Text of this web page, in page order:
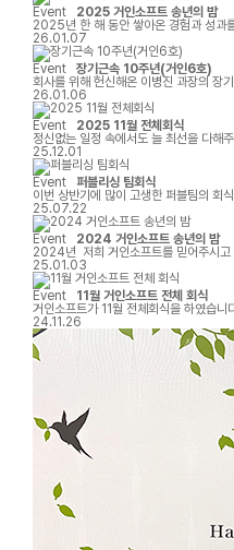
Event
2025 거인소프트 송년의 밤
2025년 한 해 동안 쌓아온 경험과 성과
26.01.07
Event
장기근속 10주년(거인6호)
회사를 위해 헌신해온 이병진 과장의 장
26.01.06
Event
2025 11월 전체회식
정신없는 일정 속에서도 늘 최선을 다해
25.12.01
Event
퍼블리싱 팀회식
이번 상반기에 많이 고생한 퍼블팀의 회
25.07.22
Event
2024 거인소프트 송년의 밤
2024년 저희 거인소프트를 믿어주시고
25.01.03
Event
11월 거인소프트 전체 회식
거인소프트가 11월 전체회식을 하였습
24.11.26